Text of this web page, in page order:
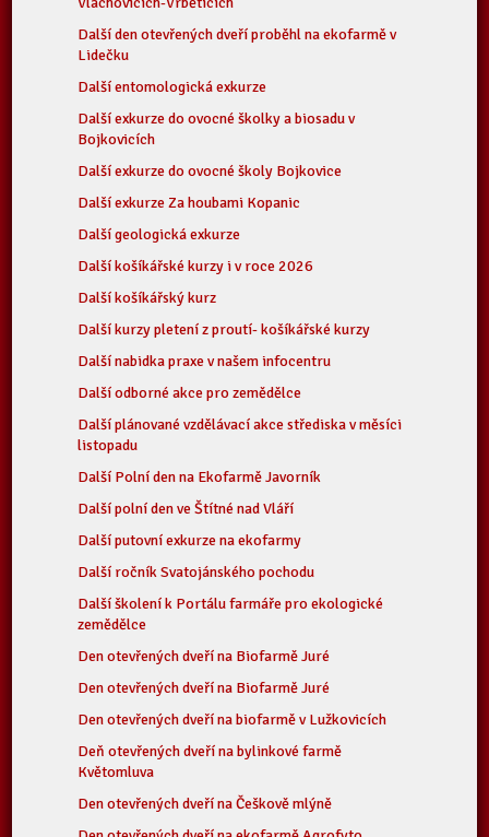
Další den otevřených dveří proběhl na ekofarmě v
Lidečku
Další entomologická exkurze
Další exkurze do ovocné školky a biosadu v
Bojkovicích
Další exkurze do ovocné školy Bojkovice
Další exkurze Za houbami Kopanic
Další geologická exkurze
Další košíkářské kurzy i v roce 2026
Další košíkářský kurz
Další kurzy pletení z proutí- košíkářské kurzy
Další nabidka praxe v našem infocentru
Další odborné akce pro zemědělce
Další plánované vzdělávací akce střediska v měsíci
listopadu
Další Polní den na Ekofarmě Javorník
Další polní den ve Štítné nad Vláří
Další putovní exkurze na ekofarmy
Další ročník Svatojánského pochodu
Další školení k Portálu farmáře pro ekologické
zemědělce
Den otevřených dveří na Biofarmě Juré
Den otevřených dveří na Biofarmě Juré
Den otevřených dveří na biofarmě v Lužkovicích
Deň otevřených dveří na bylinkové farmě
Květomluva
Den otevřených dveří na Češkově mlýně